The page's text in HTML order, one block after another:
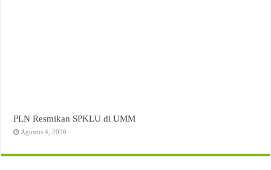
PLN Resmikan SPKLU di UMM
Agustus 4, 2026